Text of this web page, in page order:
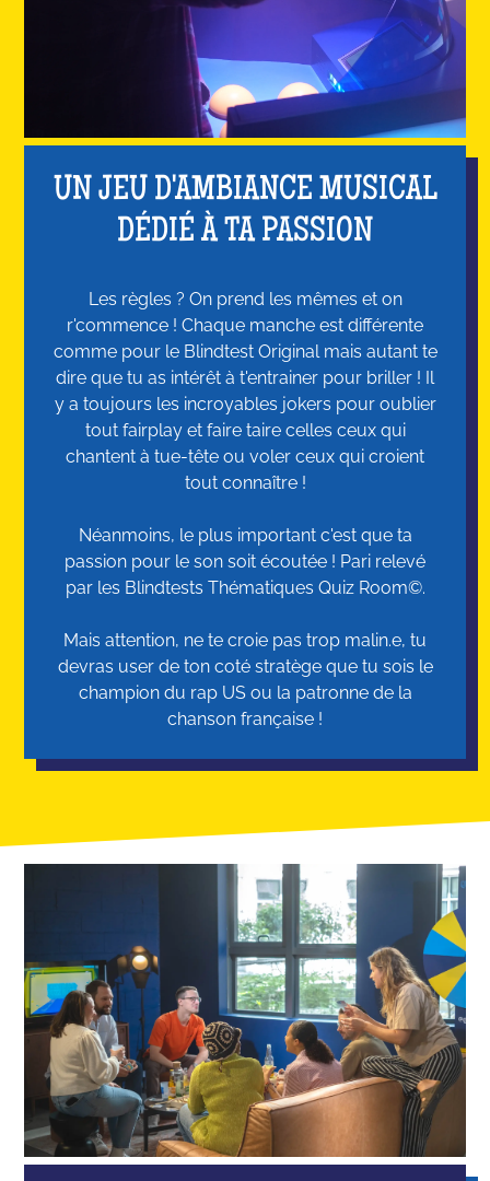
UN JEU D'AMBIANCE MUSICAL
DÉDIÉ À TA PASSION
Les règles ? On prend les mêmes et on
r'commence ! Chaque manche est différente
comme pour le Blindtest Original mais autant te
dire que tu as intérêt à t'entrainer pour briller ! Il
y a toujours les incroyables jokers pour oublier
tout fairplay et faire taire celles ceux qui
chantent à tue-tête ou voler ceux qui croient
tout connaître !
Néanmoins, le plus important c'est que ta
passion pour le son soit écoutée ! Pari relevé
par les Blindtests Thématiques Quiz Room©.
Mais attention, ne te croie pas trop malin.e, tu
devras user de ton coté stratège que tu sois le
champion du rap US ou la patronne de la
chanson française !